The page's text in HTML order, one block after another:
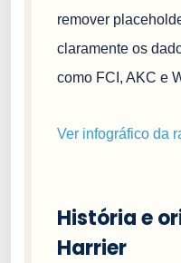
remover
claramente os
como FCI, AKC e
Ver infográfico da
História e
Harrier